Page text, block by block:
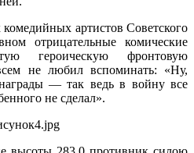
артистов Советского
отрицательные комические
героическую фронтовую
не любил вспоминать: «Ну,
— так ведь в войну все
не сделал».